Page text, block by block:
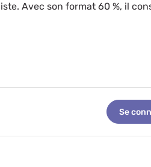
Avec son format 60 %, il
sur le bureau.
Se